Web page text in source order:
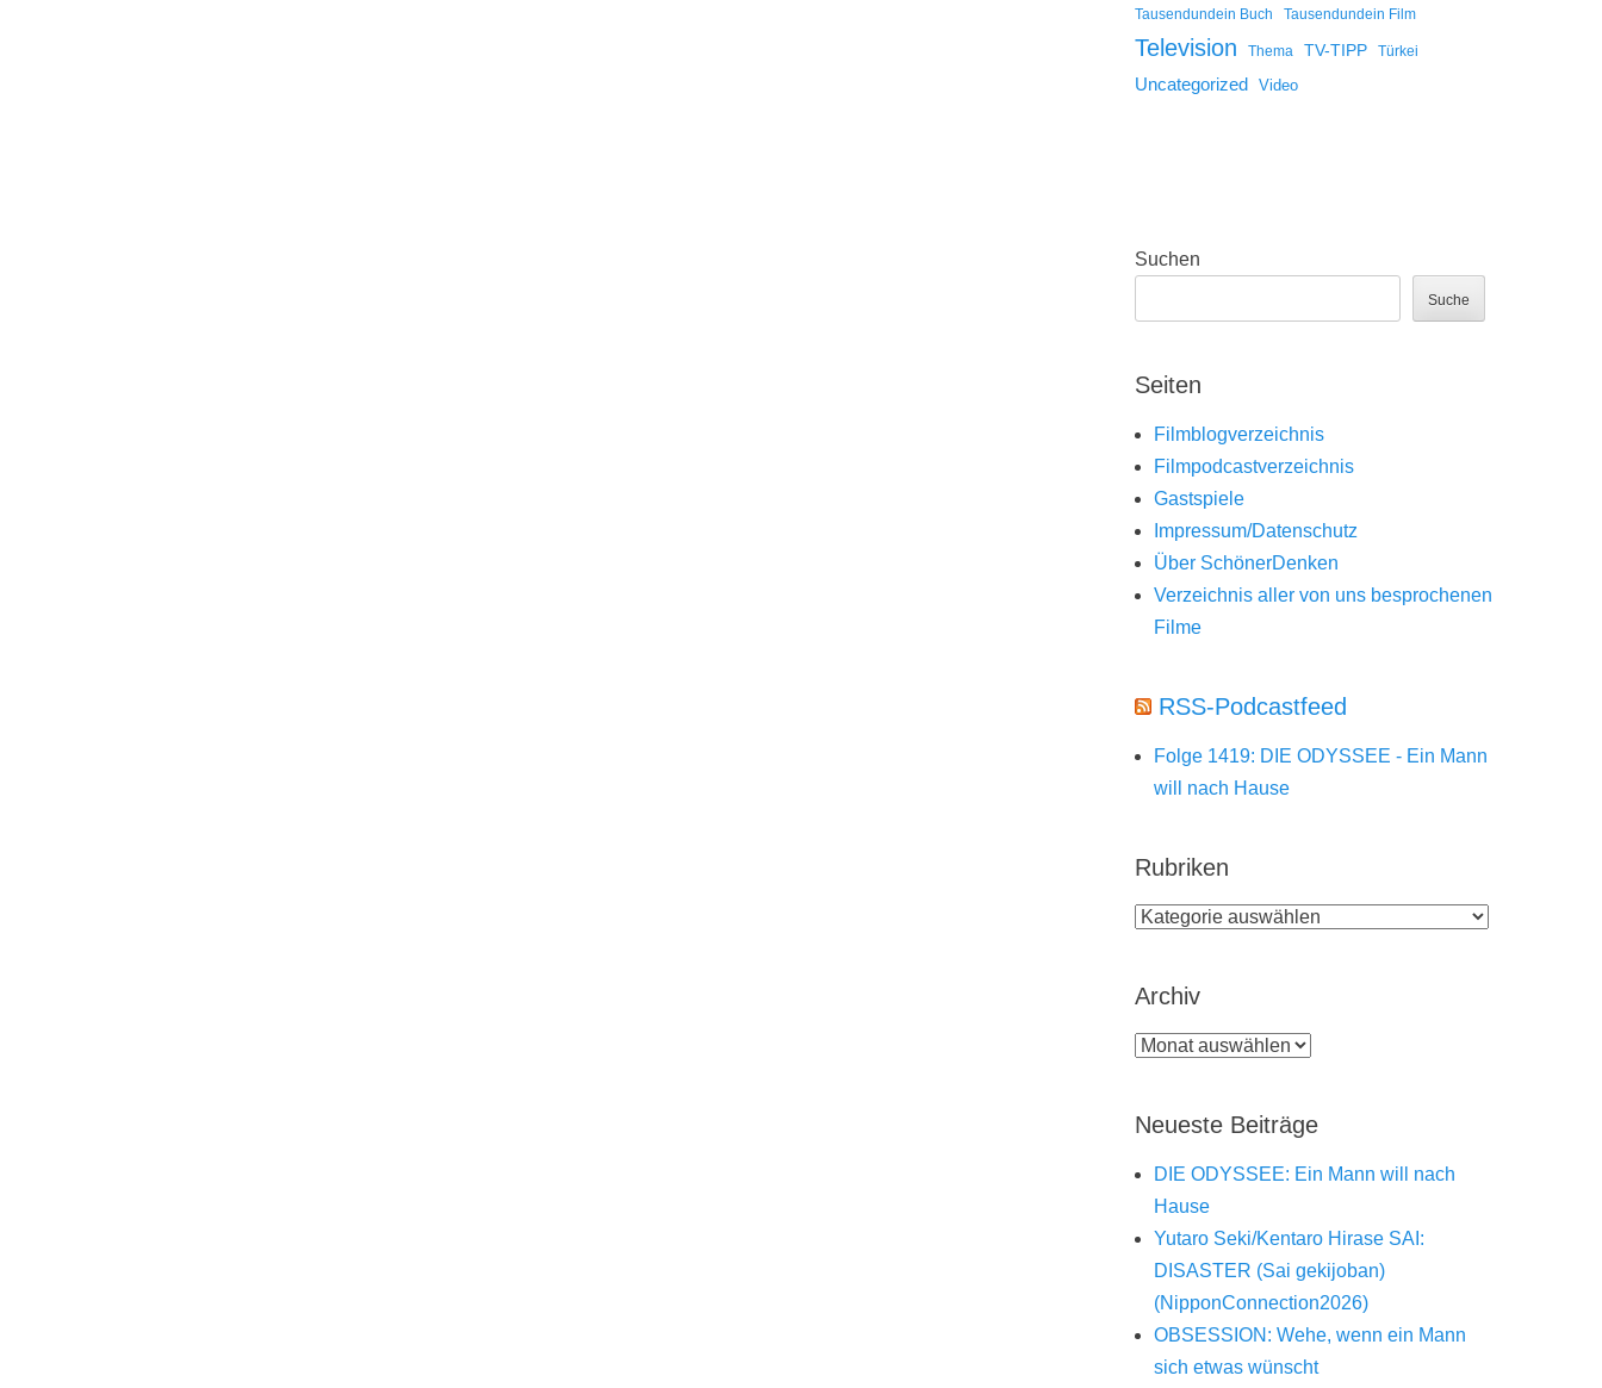
Tausendundein Buch Tausendundein Film
Television Thema TV-TIPP Türkei
Uncategorized Video
Suchen
Suche
Seiten
Filmblogverzeichnis
Filmpodcastverzeichnis
Gastspiele
Impressum/Datenschutz
Über SchönerDenken
Verzeichnis aller von uns besprochenen
Filme
RSS-Podcastfeed
Folge 1419: DIE ODYSSEE - Ein Mann
will nach Hause
Rubriken
Rubriken
Archiv
Archiv
Neueste Beiträge
DIE ODYSSEE: Ein Mann will nach
Hause
Yutaro Seki/Kentaro Hirase SAI:
DISASTER (Sai gekijoban)
(NipponConnection2026)
OBSESSION: Wehe, wenn ein Mann
sich etwas wünscht